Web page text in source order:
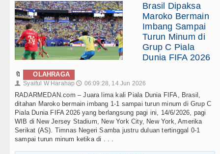
Brasil Dipaksa
Maroko Bermain
Imbang Sampai
Turun Minum di
Grup C Piala
Dunia FIFA 2026
🔖 OLAHRAGA
👤 Syaiful W Harahap 🕔 06:09:28, 14 Jun 2026
RADARMEDAN.com – Juara lima kali Piala Dunia FIFA, Brasil,
ditahan Maroko bermain imbang 1-1 sampai turun minum di Grup C
Piala Dunia FIFA 2026 yang berlangsung pagi ini, 14/6/2026, pagi
WIB di New Jersey Stadium, New York City, New York, Amerika
Serikat (AS). Timnas Negeri Samba justru duluan tertinggal 0-1
sampai turun minum ketika di . . .